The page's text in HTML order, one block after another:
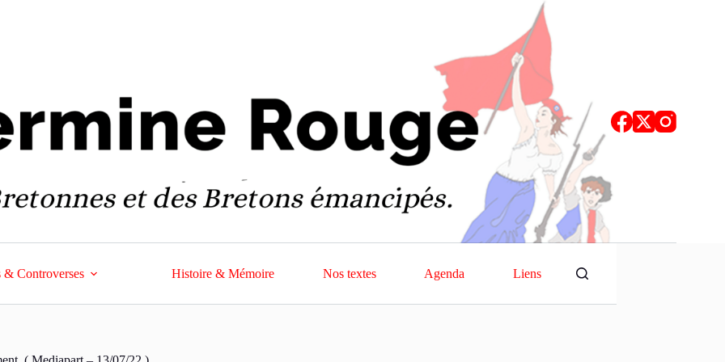
& Controverses Histoire & Mémoire Nos textes Agenda Liens